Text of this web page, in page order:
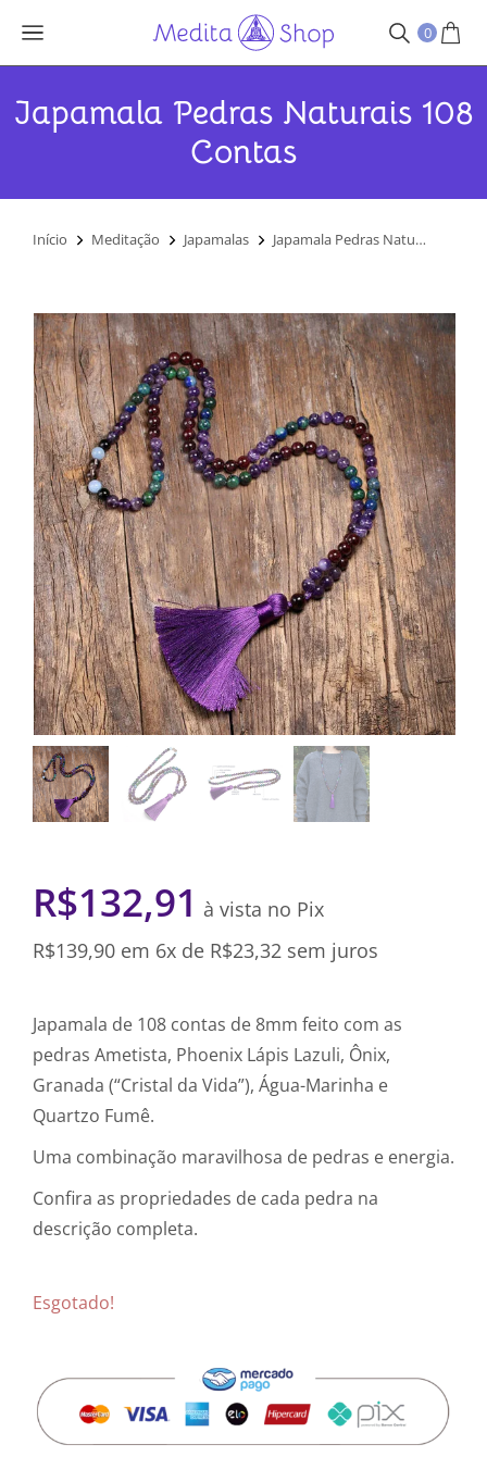
0
Japamala Pedras Naturais 108
Contas
Você está aqui:
Início Meditação Japamalas Japamala Pedras Natu…
R$132,91 à vista no Pix
R$139,90 em 6x de R$23,32 sem juros
Japamala de 108 contas de 8mm feito com as
pedras Ametista, Phoenix Lápis Lazuli, Ônix,
Granada (“Cristal da Vida”), Água-Marinha e
Quartzo Fumê.
Uma combinação maravilhosa de pedras e energia.
Confira as propriedades de cada pedra na
descrição completa.
Esgotado!